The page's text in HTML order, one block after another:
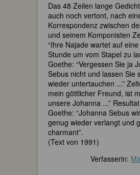
Das 48 Zeilen lange
auch noch vertont, nach
Korrespondenz zwischen
und seinem Komponisten
“Ihre Najade wartet auf
Stunde um vom Stapel zu
Goethe: “Vergessen Sie ja
Sebus nicht und lassen Sie
wieder untertauchen ...”
mein göttlicher Freund, ist
unsere Johanna ...”
Goethe: “Johanna Sebus
genug wieder verlangt und
charmant”.
(Text von 1991)
Verfasserin: